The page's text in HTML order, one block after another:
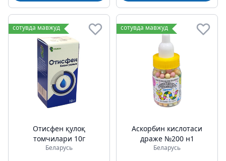
сотувда мавжуд
Отисфен қулоқ
томчилари 10г
Беларусь
сотувда мавжуд
Аскорбин кислотаси
драже №200 н1
Беларусь